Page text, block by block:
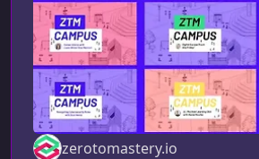
zerotomastery.io